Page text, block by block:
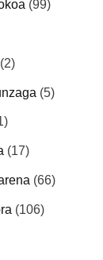
(99)
(2)
(5)
(17)
(66)
(106)